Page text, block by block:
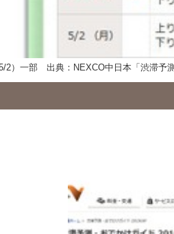
2）一部 出典：NEXCO中日本「渋滞予